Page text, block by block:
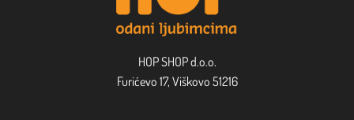
HOP SHOP d.o.o.
Furićevo 17, Viškovo 51216